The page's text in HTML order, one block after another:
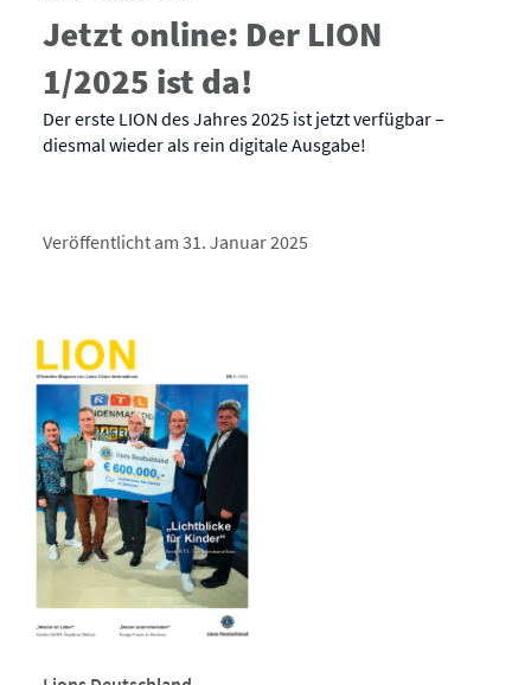
Jetzt online: Der LION
1/2025 ist da!
Der erste LION des Jahres 2025 ist jetzt verfügbar –
diesmal wieder als rein digitale Ausgabe!
Veröffentlicht am 31. Januar 2025